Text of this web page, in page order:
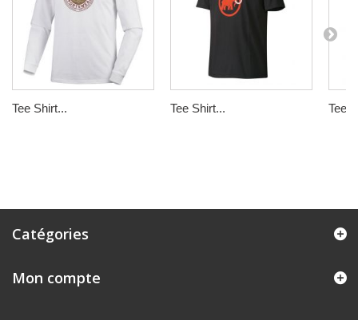
Tee Shirt... Tee Shirt... Tee
Catégories
Mon compte